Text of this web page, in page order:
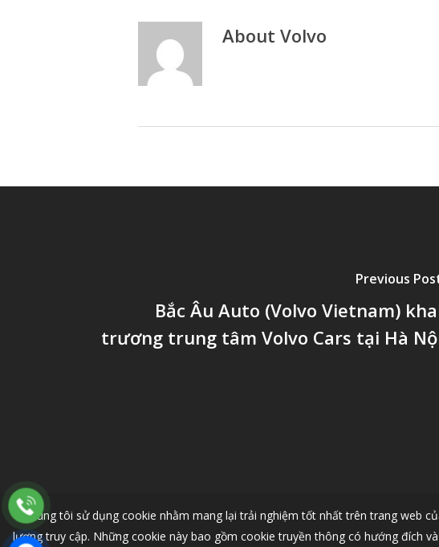
About Volvo
Previous
Bắc Âu Auto (Volvo Vietnam)
trương trung tâm Volvo Cars tại Hà
Chúng tôi sử dụng cookie nhằm mang lại trải nghiệm tốt nhất trên trang web
lượng truy cập. Những cookie này bao gồm cookie truyền thông có hướng đích